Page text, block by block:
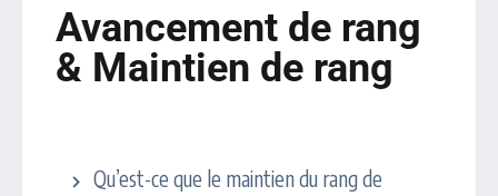
Avancement de rang
& Maintien de rang
Qu’est-ce que le maintien du rang de